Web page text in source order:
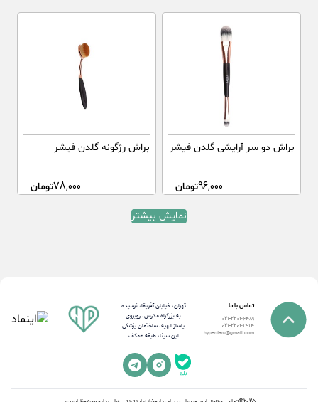
براش دو سر آرایشی گلدن فیشر
96,000تومان
براش رژگونه گلدن فیشر
78,000تومان
نمایش بیشتر
تماس با ما
021-22046489
021-22041414
hyperdaru@gmail.com
تهران، خیابان آفریقا، نرسیده
به بزرگراه مدرس، روبروی
پاساژ الهیه، ساختمان پزشکی
ابن سینا، طبقه همکف